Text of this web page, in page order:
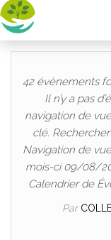
42 évènements
Il n’y a pas
navigation de
clé.
Navigation de
mois-ci 09/08/
Calendrier de
Par